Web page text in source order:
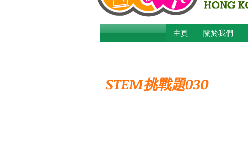
主頁 關於我們
STEM挑戰題030